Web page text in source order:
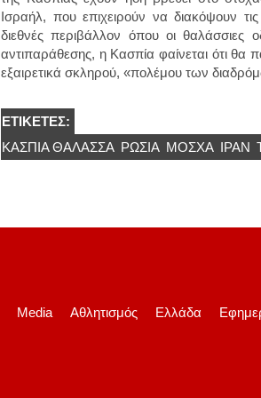
Ισραήλ, που επιχειρούν να διακόψουν
διεθνές περιβάλλον όπου οι θαλάσσιες
αντιπαράθεσης, η Κασπία φαίνεται ότι
εξαιρετικά σκληρού, «πολέμου των
ΕΤΙΚΈΤΕΣ:
ΚΑΣΠΙΑ ΘΑΛΑΣΣΑ ΡΩΣΊΑ ΜΌΣΧΑ ΙΡΆΝ
Media Αθλητισμός Ελλάδα